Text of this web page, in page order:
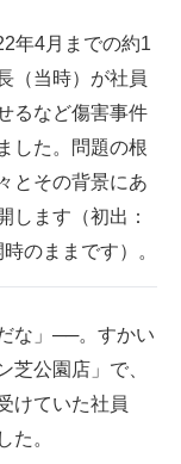
年4月までの約1
（当時）が社員
るなど傷害事件
した。問題の根
とその背景にあ
します（初出：
のままです）。
な」──。すかい
芝公園店」で、
けていた社員
た。